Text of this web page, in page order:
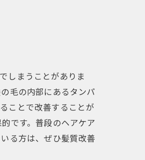
しまうことがありま
毛の内部にあるタンパ
ことで改善することが
です。普段のヘアケア
る方は、ぜひ髪質改善